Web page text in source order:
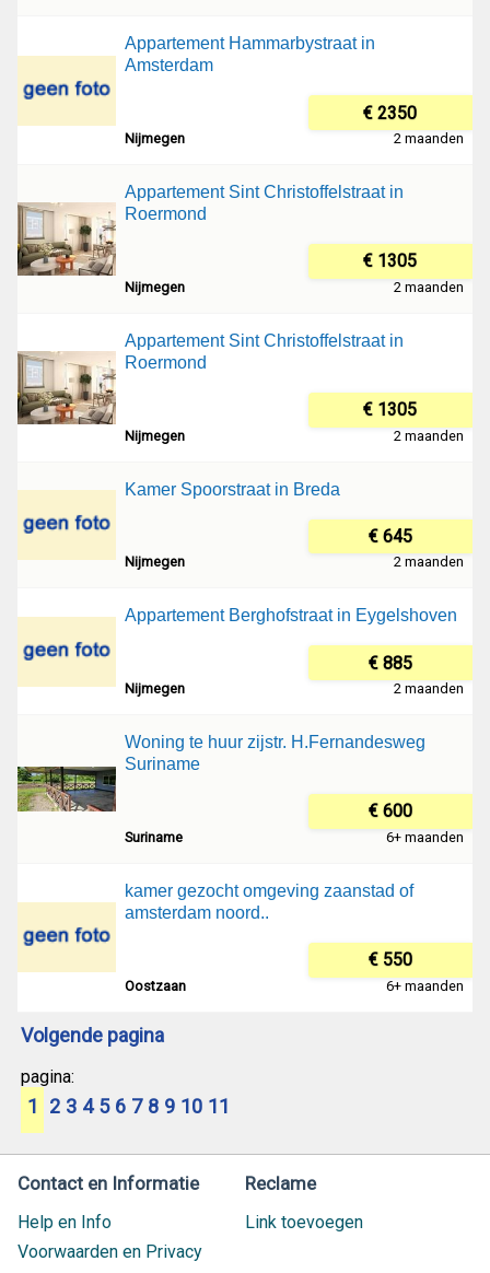
Appartement Hammarbystraat in
Amsterdam
€ 2350
Nijmegen 2 maanden
Appartement Sint Christoffelstraat in
Roermond
€ 1305
Nijmegen 2 maanden
Appartement Sint Christoffelstraat in
Roermond
€ 1305
Nijmegen 2 maanden
Kamer Spoorstraat in Breda
€ 645
Nijmegen 2 maanden
Appartement Berghofstraat in Eygelshoven
€ 885
Nijmegen 2 maanden
Woning te huur zijstr. H.Fernandesweg
Suriname
€ 600
Suriname 6+ maanden
kamer gezocht omgeving zaanstad of
amsterdam noord..
€ 550
Oostzaan 6+ maanden
Volgende pagina
pagina:
1 2 3 4 5 6 7 8 9 10 11
Contact en Informatie
Help en Info
Voorwaarden en Privacy
Reclame
Link toevoegen